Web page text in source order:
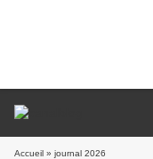
Accueil » journal 2026